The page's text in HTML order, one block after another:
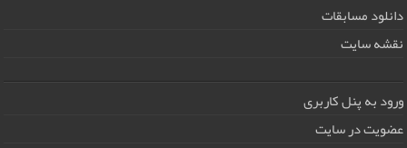
دانلود مسابقات
نقشه سایت
ورود به پنل کاربری
عضویت در سایت